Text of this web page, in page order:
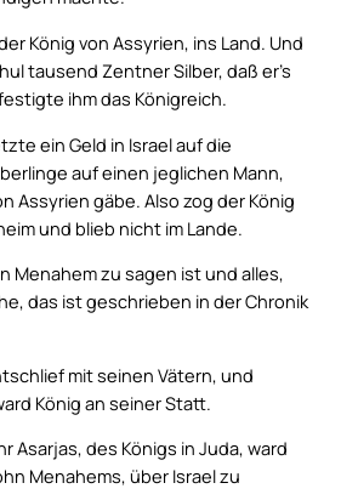
König von Assyrien, ins Land. Und
tausend Zentner Silber, daß er’s
ihm das Königreich.
ein Geld in Israel auf die
auf einen jeglichen Mann,
Assyrien gäbe. Also zog der König
und blieb nicht im Lande.
Menahem zu sagen ist und alles,
das ist geschrieben in der Chronik
mit seinen Vätern, und
König an seiner Statt.
Asarjas, des Königs in Juda, ward
Menahems, über Israel zu